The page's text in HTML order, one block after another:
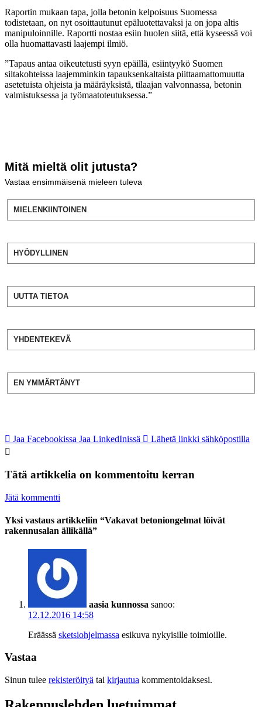
Raportin mukaan tapa, jolla betonin kelpoisuus Suomessa
todistetaan, on nyt osoittautunut epäluotettavaksi ja on jopa altis
manipuloinnille. Raportti nostaa esiin huolen siitä, että kyseessä voi
olla huomattavasti laajempi ilmiö.
”Tapaus antaa oikeutetusti syyn epäillä, esiintyykö Suomen
siltakohteissa laajemminkin tapauksenkaltaista piittaamattomuutta
asetetuista ohjeista ja määräyksistä, tilaajan valvonnassa, betonin
valmistuksessa ja työmaatoteutuksessa.”
Mitä mieltä olit jutusta?
Vastaa ensimmäisenä mieleen tuleva
MIELENKIINTOINEN
HYÖDYLLINEN
UUTTA TIETOA
YHDENTEKEVÄ
EN YMMÄRTÄNYT
Jaa Facebookissa Jaa LinkedInissä Lähetä linkki sähköpostilla
Tätä artikkelia on kommentoitu kerran
Jätä kommentti
Yksi vastaus artikkeliin “Vakavat betoniongelmat löivät
rakennusalan ällikällä”
aasia kunnossa sanoo:
12.12.2016 14:58
Eräässä sketsiohjelmassa esikuva nykyisille toimioille.
Vastaa
Sinun tulee rekisteröityä tai kirjautua kommentoidaksesi.